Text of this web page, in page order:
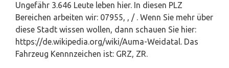
Ungefähr 3.646 Leute leben hier. In diesen PLZ
Bereichen arbeiten wir: 07955, , / . Wenn Sie mehr über
diese Stadt wissen wollen, dann schauen Sie hier:
https://de.wikipedia.org/wiki/Auma-Weidatal. Das
Fahrzeug Kennnzeichen ist: GRZ, ZR.